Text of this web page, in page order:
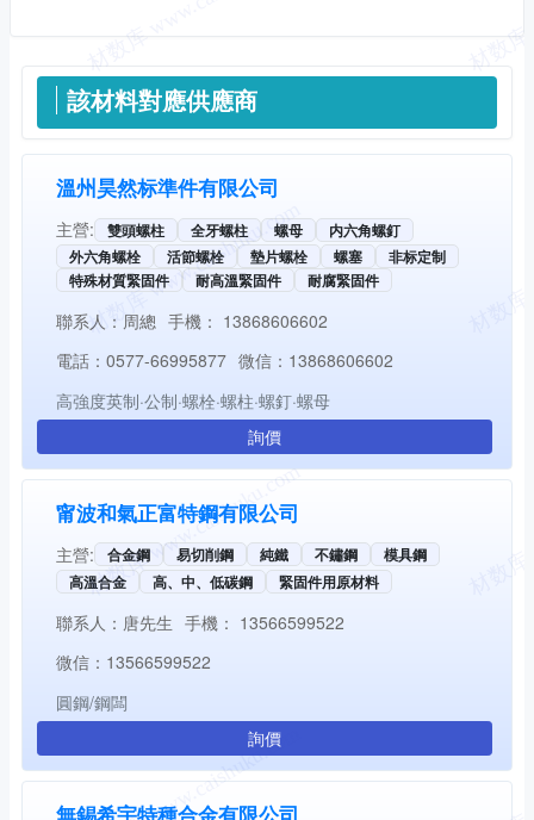
供應信息
該材料對應供應商
溫州昊然标準件有限公司
主營: 雙頭螺柱 全牙螺柱 螺母
内六角螺釘
外六角螺栓
活節螺栓 墊片螺栓 螺塞
非标定制
特殊材質緊固件
耐高溫緊固件 耐腐緊固件
聯系人： 周總 手機： 13868606602
電話： 0577-66995877 微信： 13868606602
高強度英制·公制·螺栓·螺柱·螺釘·螺母
詢價
甯波和氣正富特鋼有限公司
主營: 合金鋼 易切削鋼 純鐵 不鏽鋼
模具鋼
高溫合金
高、中、低碳鋼 緊固件用原材料
聯系人： 唐先生 手機： 13566599522
微信： 13566599522
圓鋼/鋼闆
詢價
無錫希宇特種合金有限公司